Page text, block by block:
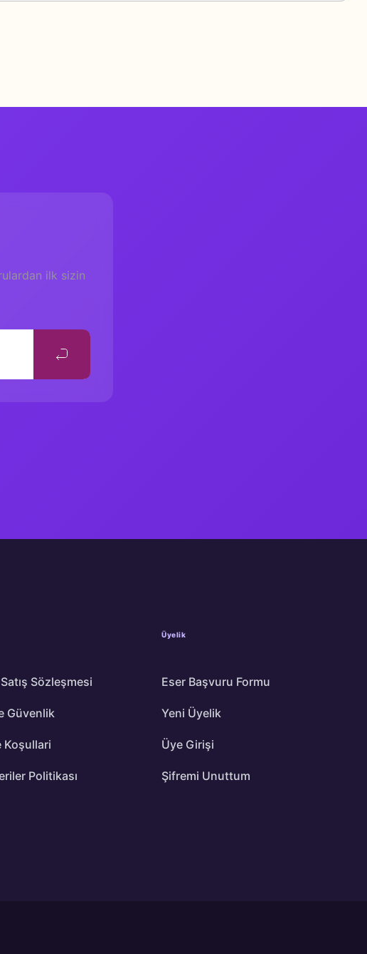
ilk sizin
Sözleşmesi
Güvenlik
Koşullari
Politikası
Üyelik
Eser Başvuru Formu
Yeni Üyelik
Üye Girişi
Şifremi Unuttum